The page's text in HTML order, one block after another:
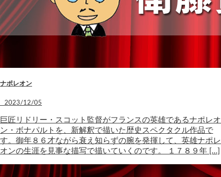
ナポレオン
2023/12/05
巨匠リドリー・スコット監督がフランスの英雄であるナポレオ
ン・ボナパルトを、新解釈で描いた歴史スペクタクル作品で
す。御年８６才ながら衰え知らずの腕を発揮して、英雄ナポレ
オンの生涯を見事な描写で描いていくのです。 １７８９年 […]